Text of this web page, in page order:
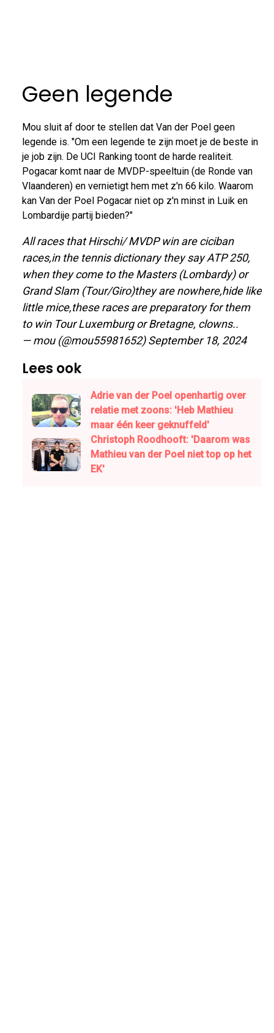
Geen legende
Mou sluit af door te stellen dat Van der Poel geen
legende is. "Om een legende te zijn moet je de beste in
je job zijn. De UCI Ranking toont de harde realiteit.
Pogacar komt naar de MVDP-speeltuin (de Ronde van
Vlaanderen) en vernietigt hem met z'n 66 kilo. Waarom
kan Van der Poel Pogacar niet op z'n minst in Luik en
Lombardije partij bieden?"
All races that Hirschi/ MVDP win are ciciban
races,in the tennis dictionary they say ATP 250,
when they come to the Masters (Lombardy) or
Grand Slam (Tour/Giro)they are nowhere,hide like
little mice,these races are preparatory for them
to win Tour Luxemburg or Bretagne, clowns..
— mou (@mou55981652)September 18, 2024
Lees ook
Adrie van der Poel openhartig over
relatie met zoons: 'Heb Mathieu
maar één keer geknuffeld'
Christoph Roodhooft: 'Daarom was
Mathieu van der Poel niet top op het
EK'